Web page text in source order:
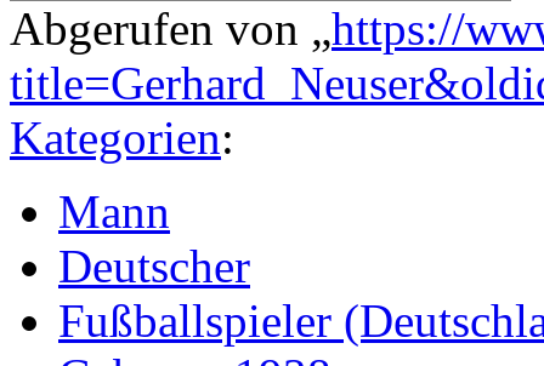
Abgerufen von „https://
Kategorien:
Mann
Deutscher
Fußballspieler